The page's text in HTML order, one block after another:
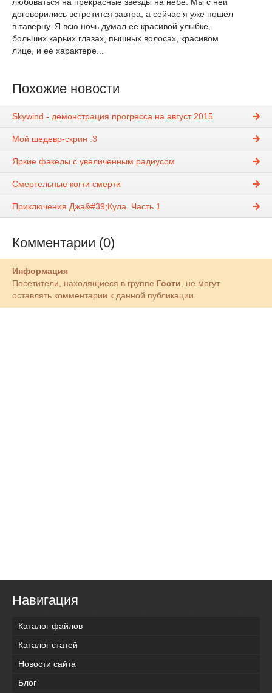
договорились встретится завтра, а сейчас я уже пошёл
в таверну. Я всю ночь думал её красивой улыбке,
больших карьих глазах, пышных волосах, красивом
лице, и её характере...
Похожие новости
Skywind - демонстрация прогресса на август 2015
Мой шедевр-скрин :3
Яркие факелы с увеличенным радиусом
Смертельные когти смерти
Приключения Джа&#39;Кула. Часть 1
Комментарии (0)
Информация
Посетители, находящиеся в группе Гости, не могут
оставлять комментарии к данной публикации.
Навигация
Каталог файлов
Каталог статей
Новости сайта
Блог